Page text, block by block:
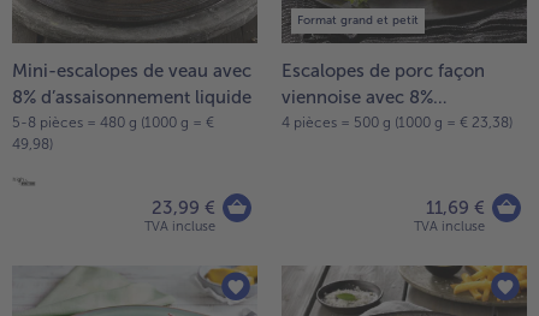
- 5 € à l’achat de 7 menus au choix
Mini-escalopes de veau avec
8% d’assaisonnement liquide
5-8 pièces = 480 g (1000 g = €
49,98)
23,99 €
TVA incluse
Format grand et petit
Escalopes de porc façon
viennoise avec 8%
d'assaisonnement liquide
4 pièces = 500 g (1000 g = € 23,38)
11,69 €
TVA incluse